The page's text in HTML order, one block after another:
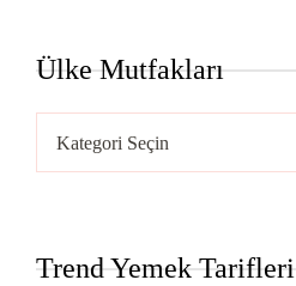
Ülke Mutfakları
Mutfakları
Trend Yemek Tarifleri